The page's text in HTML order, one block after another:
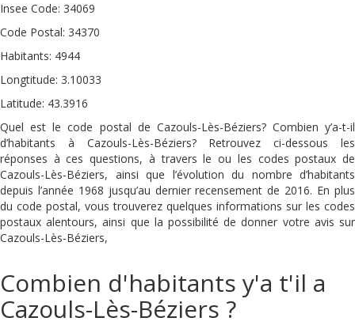
Insee Code: 34069
Code Postal: 34370
Habitants: 4944
Longtitude: 3.10033
Latitude: 43.3916
Quel est le code postal de Cazouls-Lès-Béziers? Combien y’a-t-il
d’habitants à Cazouls-Lès-Béziers? Retrouvez ci-dessous les
réponses à ces questions, à travers le ou les codes postaux de
Cazouls-Lès-Béziers, ainsi que l’évolution du nombre d’habitants
depuis l’année 1968 jusqu’au dernier recensement de 2016. En plus
du code postal, vous trouverez quelques informations sur les codes
postaux alentours, ainsi que la possibilité de donner votre avis sur
Cazouls-Lès-Béziers,
Combien d'habitants y'a t'il a
Cazouls-Lès-Béziers ?